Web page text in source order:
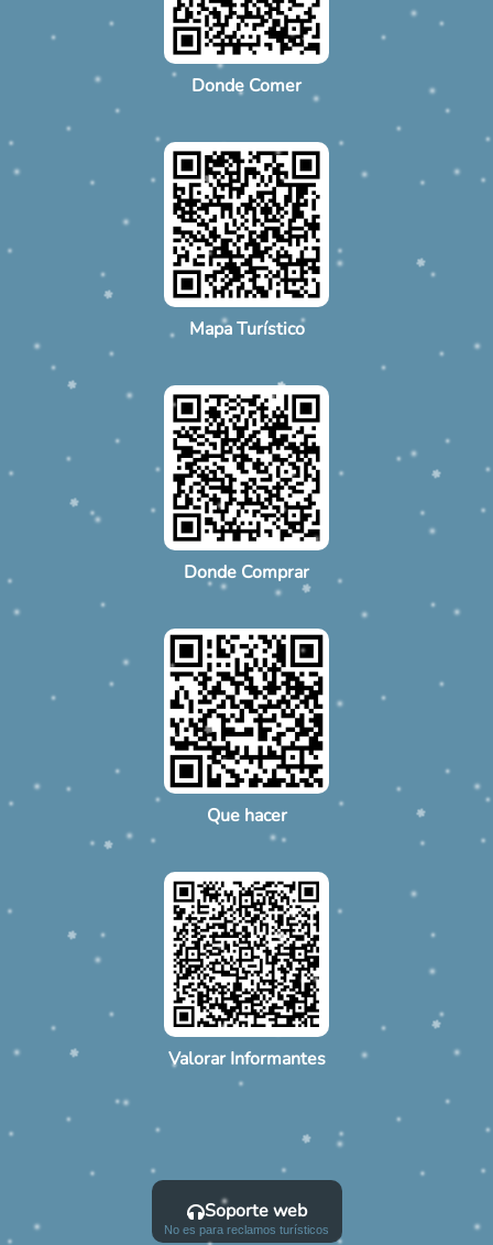
Donde Comer
Mapa Turístico
Donde Comprar
Que hacer
Valorar Informantes
Soporte web
No es para reclamos turísticos